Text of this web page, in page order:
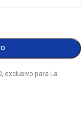
exclusivo para La